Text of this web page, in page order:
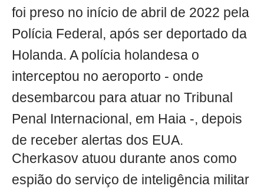
foi preso no início de abril de 2022 pela
Polícia Federal, após ser deportado da
Holanda. A polícia holandesa o
interceptou no aeroporto - onde
desembarcou para atuar no Tribunal
Penal Internacional, em Haia -, depois
de receber alertas dos EUA.
Cherkasov atuou durante anos como
espião do serviço de inteligência militar